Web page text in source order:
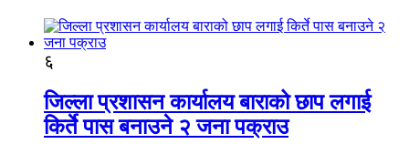
६
जिल्ला प्रशासन कार्यालय बाराको छाप लगाई
किर्ते पास बनाउने २ जना पक्राउ